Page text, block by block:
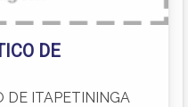
DE
DE ITAPETININGA